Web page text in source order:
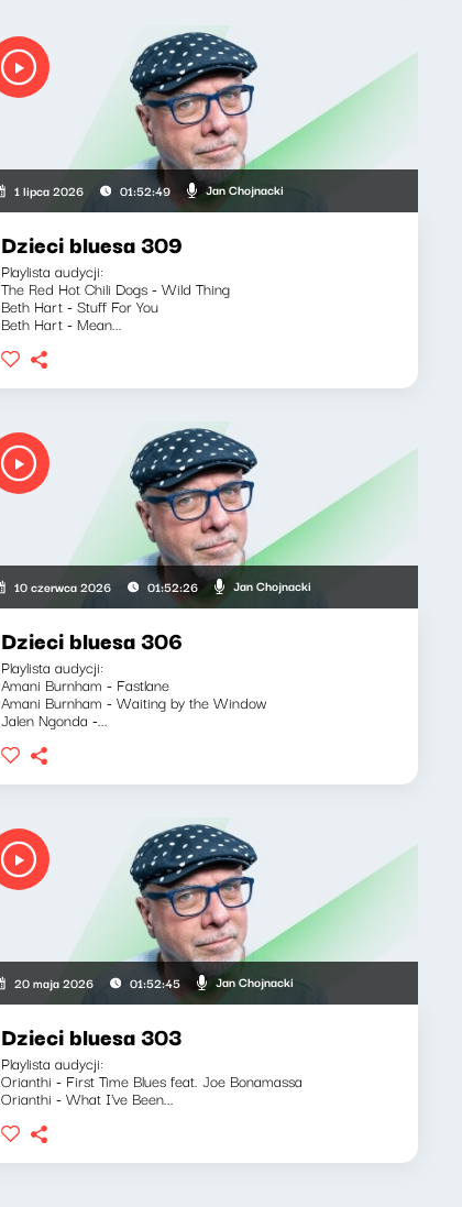
1 lipca 2026 01:52:49 Jan Chojnacki
Dzieci bluesa 309
Playlista audycji:
The Red Hot Chili Dogs - Wild Thing
Beth Hart - Stuff For You
Beth Hart - Mean...
10 czerwca 2026 01:52:26 Jan Chojnacki
Dzieci bluesa 306
Playlista audycji:
Amani Burnham - Fastlane
Amani Burnham - Waiting by the Window
Jalen Ngonda -...
20 maja 2026 01:52:45 Jan Chojnacki
Dzieci bluesa 303
Playlista audycji:
Orianthi - First Time Blues feat. Joe Bonamassa
Orianthi - What I've Been...